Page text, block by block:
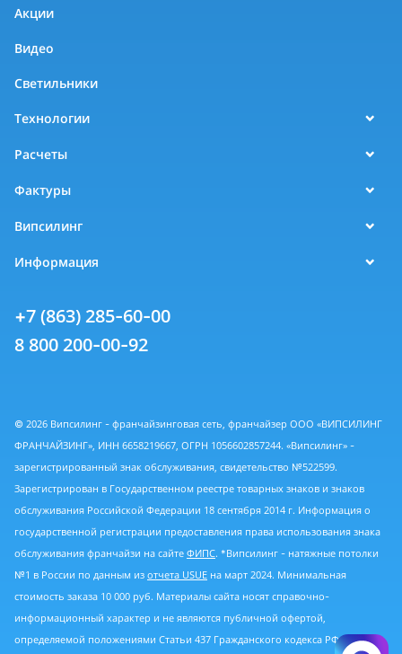
Акции
Видео
Светильники
Технологии
Расчеты
Фактуры
Випсилинг
Информация
+7 (863) 285-60-00
8 800 200-00-92
© 2026 Випсилинг - франчайзинговая сеть, франчайзер ООО «ВИПСИЛИНГ
ФРАНЧАЙЗИНГ», ИНН 6658219667, ОГРН 1056602857244. «Випсилинг» -
зарегистрированный знак обслуживания, свидетельство №522599.
Зарегистрирован в Государственном реестре товарных знаков и знаков
обслуживания Российской Федерации 18 сентября 2014 г. Информация о
государственной регистрации предоставления права использования знака
обслуживания франчайзи на сайте ФИПС. *Випсилинг - натяжные потолки
№1 в России по данным из отчета USUE на март 2024. Минимальная
стоимость заказа 10 000 руб. Материалы сайта носят справочно-
информационный характер и не являются публичной офертой,
определяемой положениями Статьи 437 Гражданского кодекса РФ.